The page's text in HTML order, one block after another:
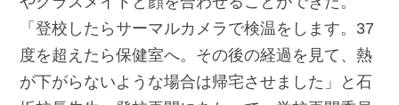
「登校したらサーマルカメラで検温をします。37
度を超えたら保健室へ。その後の経過を見て、熱
が下がらないような場合は帰宅させました」と石